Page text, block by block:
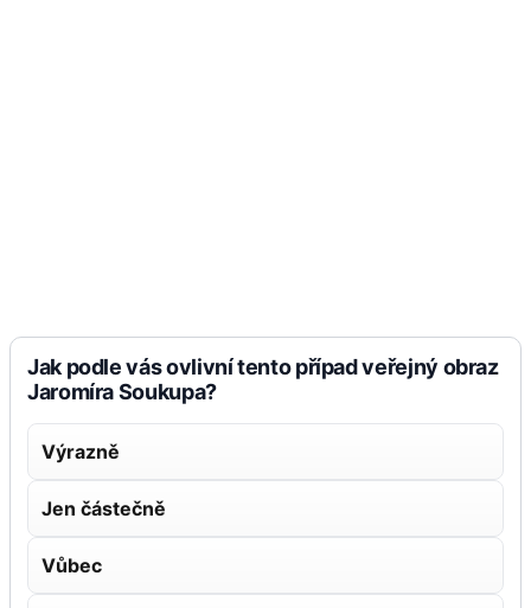
Jak podle vás ovlivní tento případ veřejný obraz
Jaromíra Soukupa?
Výrazně
Jen částečně
Vůbec